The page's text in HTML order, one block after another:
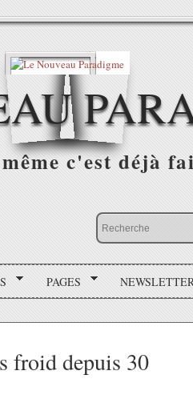
c'est déjà
PAGES NEWSLETTER
froid depuis 30